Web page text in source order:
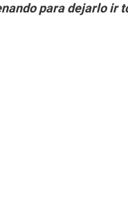
para dejarlo ir